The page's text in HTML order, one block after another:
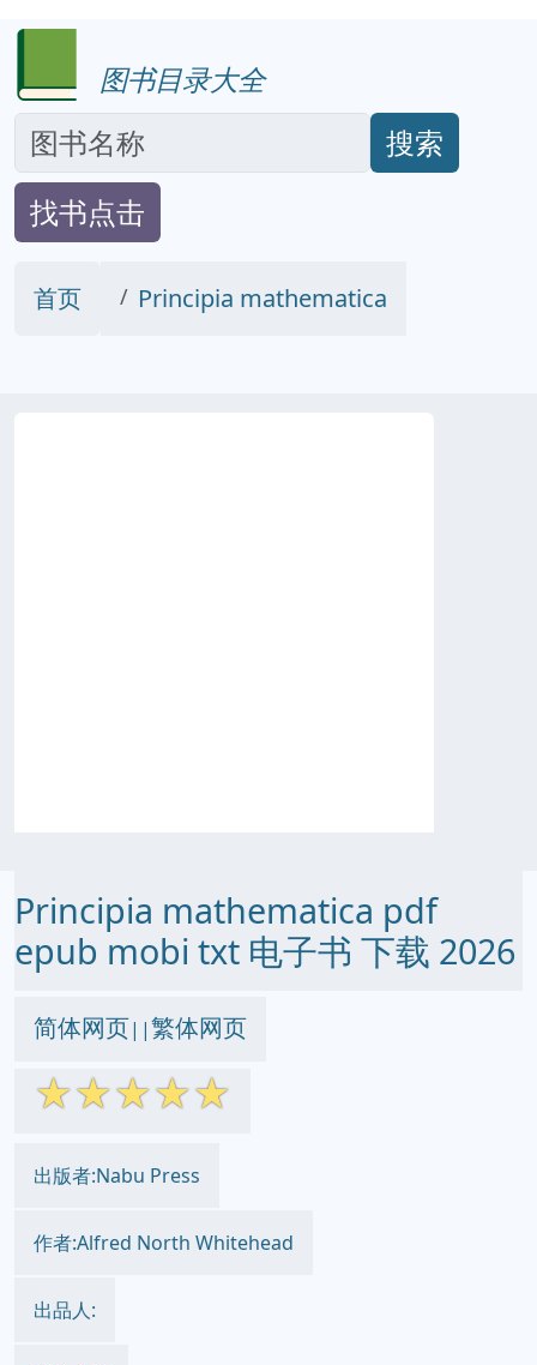
图书目录大全
搜索
找书点击
首页 Principia mathematica
Principia mathematica pdf
epub mobi txt 电子书 下载 2026
简体网页||繁体网页
☆☆☆☆☆
出版者:Nabu Press
作者:Alfred North Whitehead
出品人: